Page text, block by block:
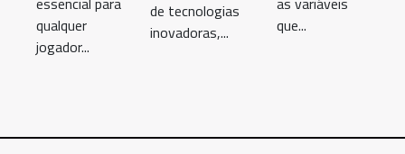
qualquer
jogador...
de tecnologias
inovadoras,...
que...